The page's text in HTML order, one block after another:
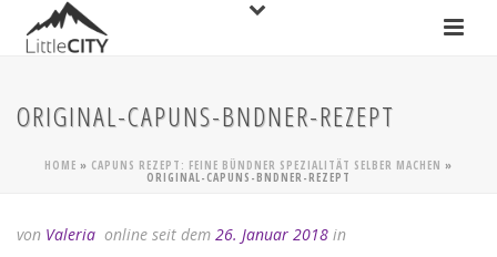
ORIGINAL-CAPUNS-BNDNER-REZEPT
HOME » CAPUNS REZEPT: FEINE BÜNDNER SPEZIALITÄT SELBER MACHEN »
ORIGINAL-CAPUNS-BNDNER-REZEPT
von Valeria online seit dem 26. Januar 2018 in